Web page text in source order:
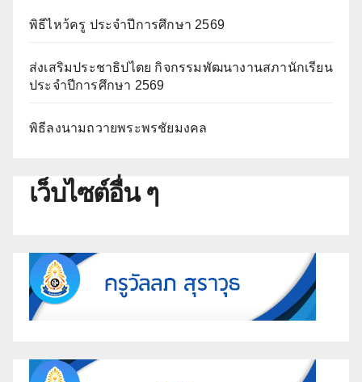
พิธีไหว้ครู ประจำปีการศึกษา 2569
ส่งเสริมประชาธิปไตย กิจกรรมพัฒนางานสภานักเรียน
ประจำปีการศึกษา 2569
พิธีลงนามถวายพระพรชัยมงคล
เว็บไซต์อื่น ๆ